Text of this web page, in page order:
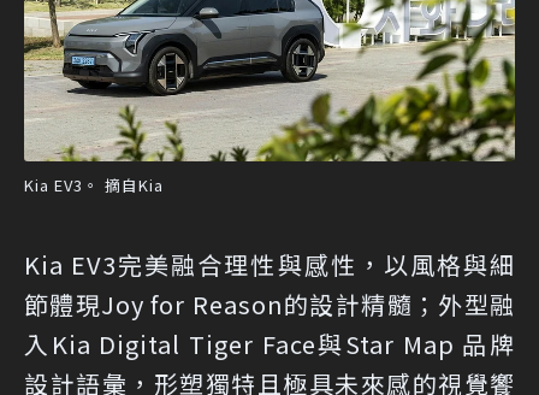
Kia EV3。 摘自Kia
Kia EV3完美融合理性與感性，以風格與細
節體現Joy for Reason的設計精髓；外型融
入Kia Digital Tiger Face與Star Map 品牌
設計語彙，形塑獨特且極具未來感的視覺饗